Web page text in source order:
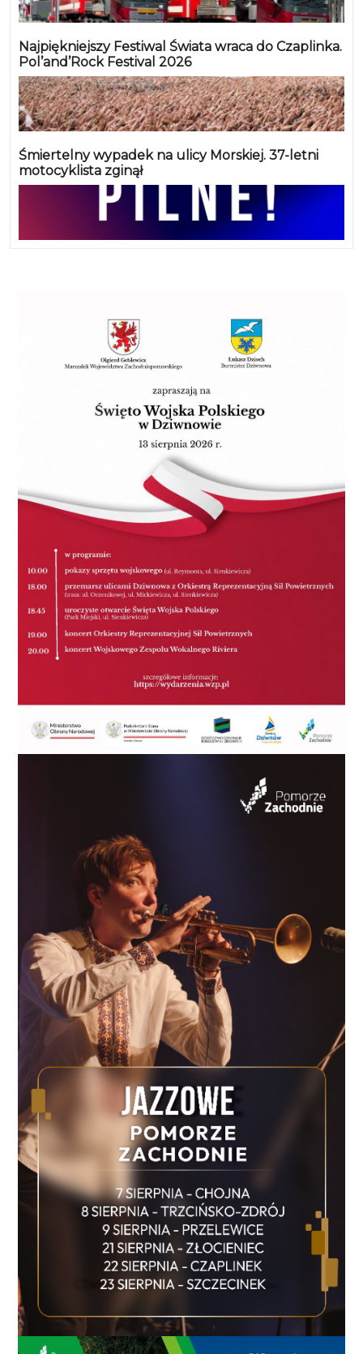
Najpiękniejszy Festiwal Świata wraca do Czaplinka.
Pol’and’Rock Festival 2026
Śmiertelny wypadek na ulicy Morskiej. 37-letni
motocyklista zginął